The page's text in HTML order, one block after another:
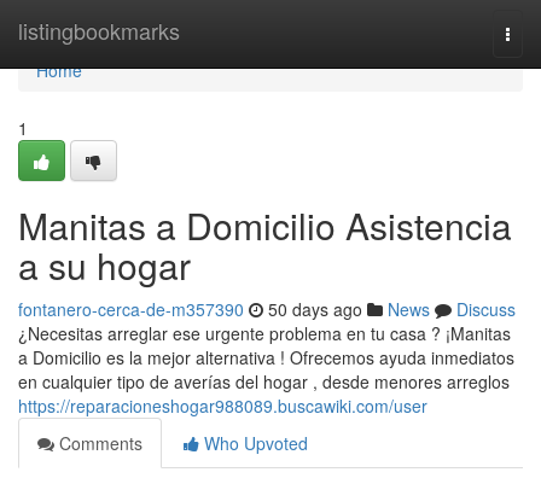
listingbookmarks
Home
Home
1
Manitas a Domicilio Asistencia
a su hogar
fontanero-cerca-de-m357390 50 days ago News
Discuss
¿Necesitas arreglar ese urgente problema en tu casa ? ¡Manitas
a Domicilio es la mejor alternativa ! Ofrecemos ayuda inmediatos
en cualquier tipo de averías del hogar , desde menores arreglos
https://reparacioneshogar988089.buscawiki.com/user
Comments
Who Upvoted